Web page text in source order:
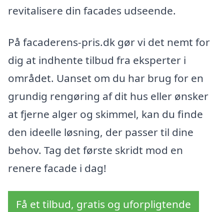
revitalisere din facades udseende.
På facaderens-pris.dk gør vi det nemt for
dig at indhente tilbud fra eksperter i
området. Uanset om du har brug for en
grundig rengøring af dit hus eller ønsker
at fjerne alger og skimmel, kan du finde
den ideelle løsning, der passer til dine
behov. Tag det første skridt mod en
renere facade i dag!
Få et tilbud, gratis og uforpligtende